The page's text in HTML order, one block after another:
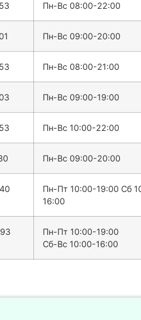
Пн-Вс 08:00-22:00
Пн-Вс 09:00-20:00
Пн-Вс 08:00-21:00
Пн-Вс 09:00-19:00
Пн-Вс 10:00-22:00
Пн-Вс 09:00-20:00
Пн-Пт 10:00-19:00 Сб
16:00
Пн-Пт 10:00-19:00
Сб-Вс 10:00-16:00